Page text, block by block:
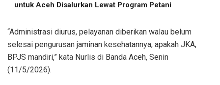
untuk Aceh Disalurkan Lewat Program Petani
“Administrasi diurus, pelayanan diberikan walau belum
selesai pengurusan jaminan kesehatannya, apakah JKA,
BPJS mandiri,” kata Nurlis di Banda Aceh, Senin
(11/5/2026).